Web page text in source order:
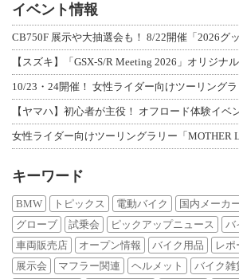
イベント情報
CB750F 展示や大抽選会も！ 8/22開催「2026グ
【スズキ】「GSX-S/R Meeting 2026」オリジナ
10/23・24開催！ 女性ライダー向けツーリング
【ヤマハ】初心者が主役！ オフロード体験イベ
女性ライダー向けツーリングラリー「MOTHER
キーワード
BMW トピックス 電動バイク 国内メーカ
グローブ
試乗会 ピックアップニュース
バ
車両販売店
オープン情報 バイク用品 レポ
展示会
マフラー関連 ヘルメット バイク雑